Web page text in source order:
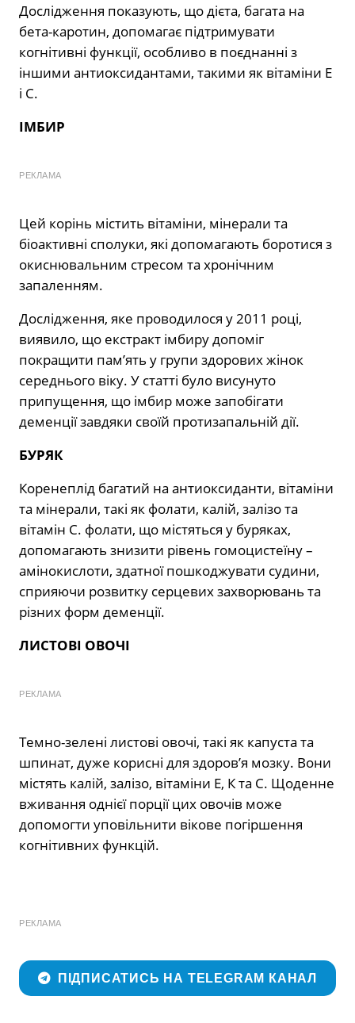
Дослідження показують, що дієта, багата на
бета-каротин, допомагає підтримувати
когнітивні функції, особливо в поєднанні з
іншими антиоксидантами, такими як вітаміни Е
і С.
ІМБИР
РЕКЛАМА
Цей корінь містить вітаміни, мінерали та
біоактивні сполуки, які допомагають боротися з
окиснювальним стресом та хронічним
запаленням.
Дослідження, яке проводилося у 2011 році,
виявило, що екстракт імбиру допоміг
покращити пам’ять у групи здорових жінок
середнього віку. У статті було висунуто
припущення, що імбир може запобігати
деменції завдяки своїй протизапальній дії.
БУРЯК
Коренеплід багатий на антиоксиданти, вітаміни
та мінерали, такі як фолати, калій, залізо та
вітамін С. фолати, що містяться у буряках,
допомагають знизити рівень гомоцистеїну –
амінокислоти, здатної пошкоджувати судини,
сприяючи розвитку серцевих захворювань та
різних форм деменції.
ЛИСТОВІ ОВОЧІ
РЕКЛАМА
Темно-зелені листові овочі, такі як капуста та
шпинат, дуже корисні для здоров’я мозку. Вони
містять калій, залізо, вітаміни Е, К та С. Щоденне
вживання однієї порції цих овочів може
допомогти уповільнити вікове погіршення
когнітивних функцій.
РЕКЛАМА
ПІДПИСАТИСЬ НА TELEGRAM КАНАЛ